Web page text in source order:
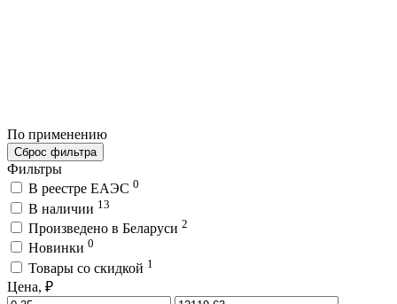
По применению
Сброс фильтра
Фильтры
В реестре ЕАЭС 0
В наличии 13
Произведено в Беларуси 2
Новинки 0
Товары со скидкой 1
Цена, ₽